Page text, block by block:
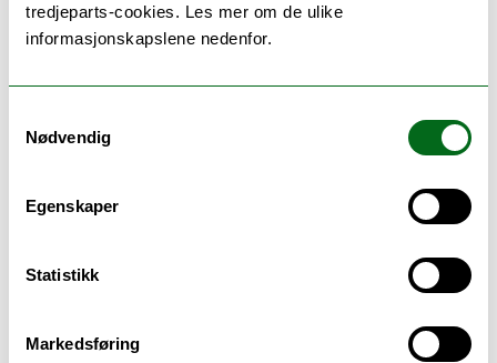
tredjeparts-cookies. Les mer om de ulike
informasjonskapslene nedenfor.
Nødvendig
Egenskaper
Statistikk
Markedsføring
Nasjonal forskerskole i tverrvitenskapelig
kjønnsforskning
Education Relevant Research
NORWEL – Norges forskerskole i sosialt arbeid og